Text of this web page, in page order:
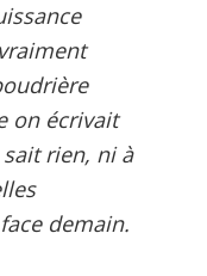
on écrivait
sait rien, ni à
demain.